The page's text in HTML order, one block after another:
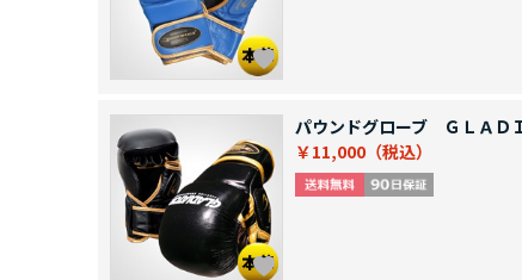
パウンドグローブ ＧＬＡＤ
￥11,000